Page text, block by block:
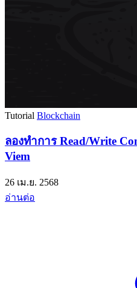
Tutorial Blockchain
ลองทำการ Read/Write
Viem
26 เม.ย. 2568
อ่านต่อ